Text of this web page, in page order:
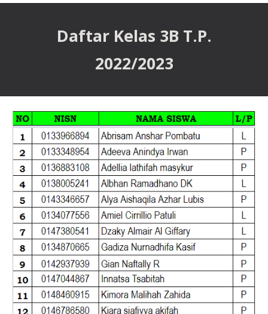
Daftar Kelas 3B T.P.
2022/2023